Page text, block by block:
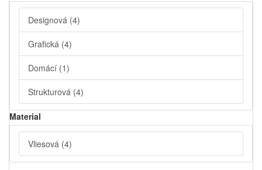
Designová (4)
Grafická (4)
Domácí (1)
Strukturová (4)
Material
Vliesová (4)